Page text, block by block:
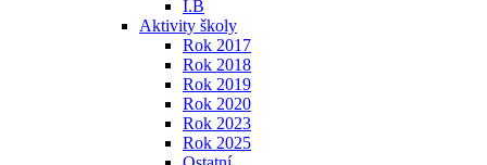
I.B
Aktivity školy
Rok 2017
Rok 2018
Rok 2019
Rok 2020
Rok 2023
Rok 2025